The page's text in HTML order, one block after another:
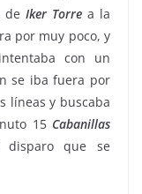
de Iker Torre a la
por muy poco, y
con un
se iba fuera por
líneas y buscaba
15 Cabanillas
que se